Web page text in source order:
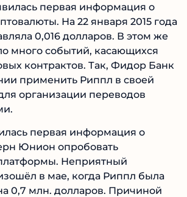
первая информация о
На 22 января 2015 года
0,016 долларов. В этом же
много событий, касающихся
контрактов. Так, Фидор Банк
применить Риппл в своей
организации переводов
первая информация о
Юнион опробовать
Неприятный
в мае, когда Риппл была
0,7 млн. долларов. Причиной